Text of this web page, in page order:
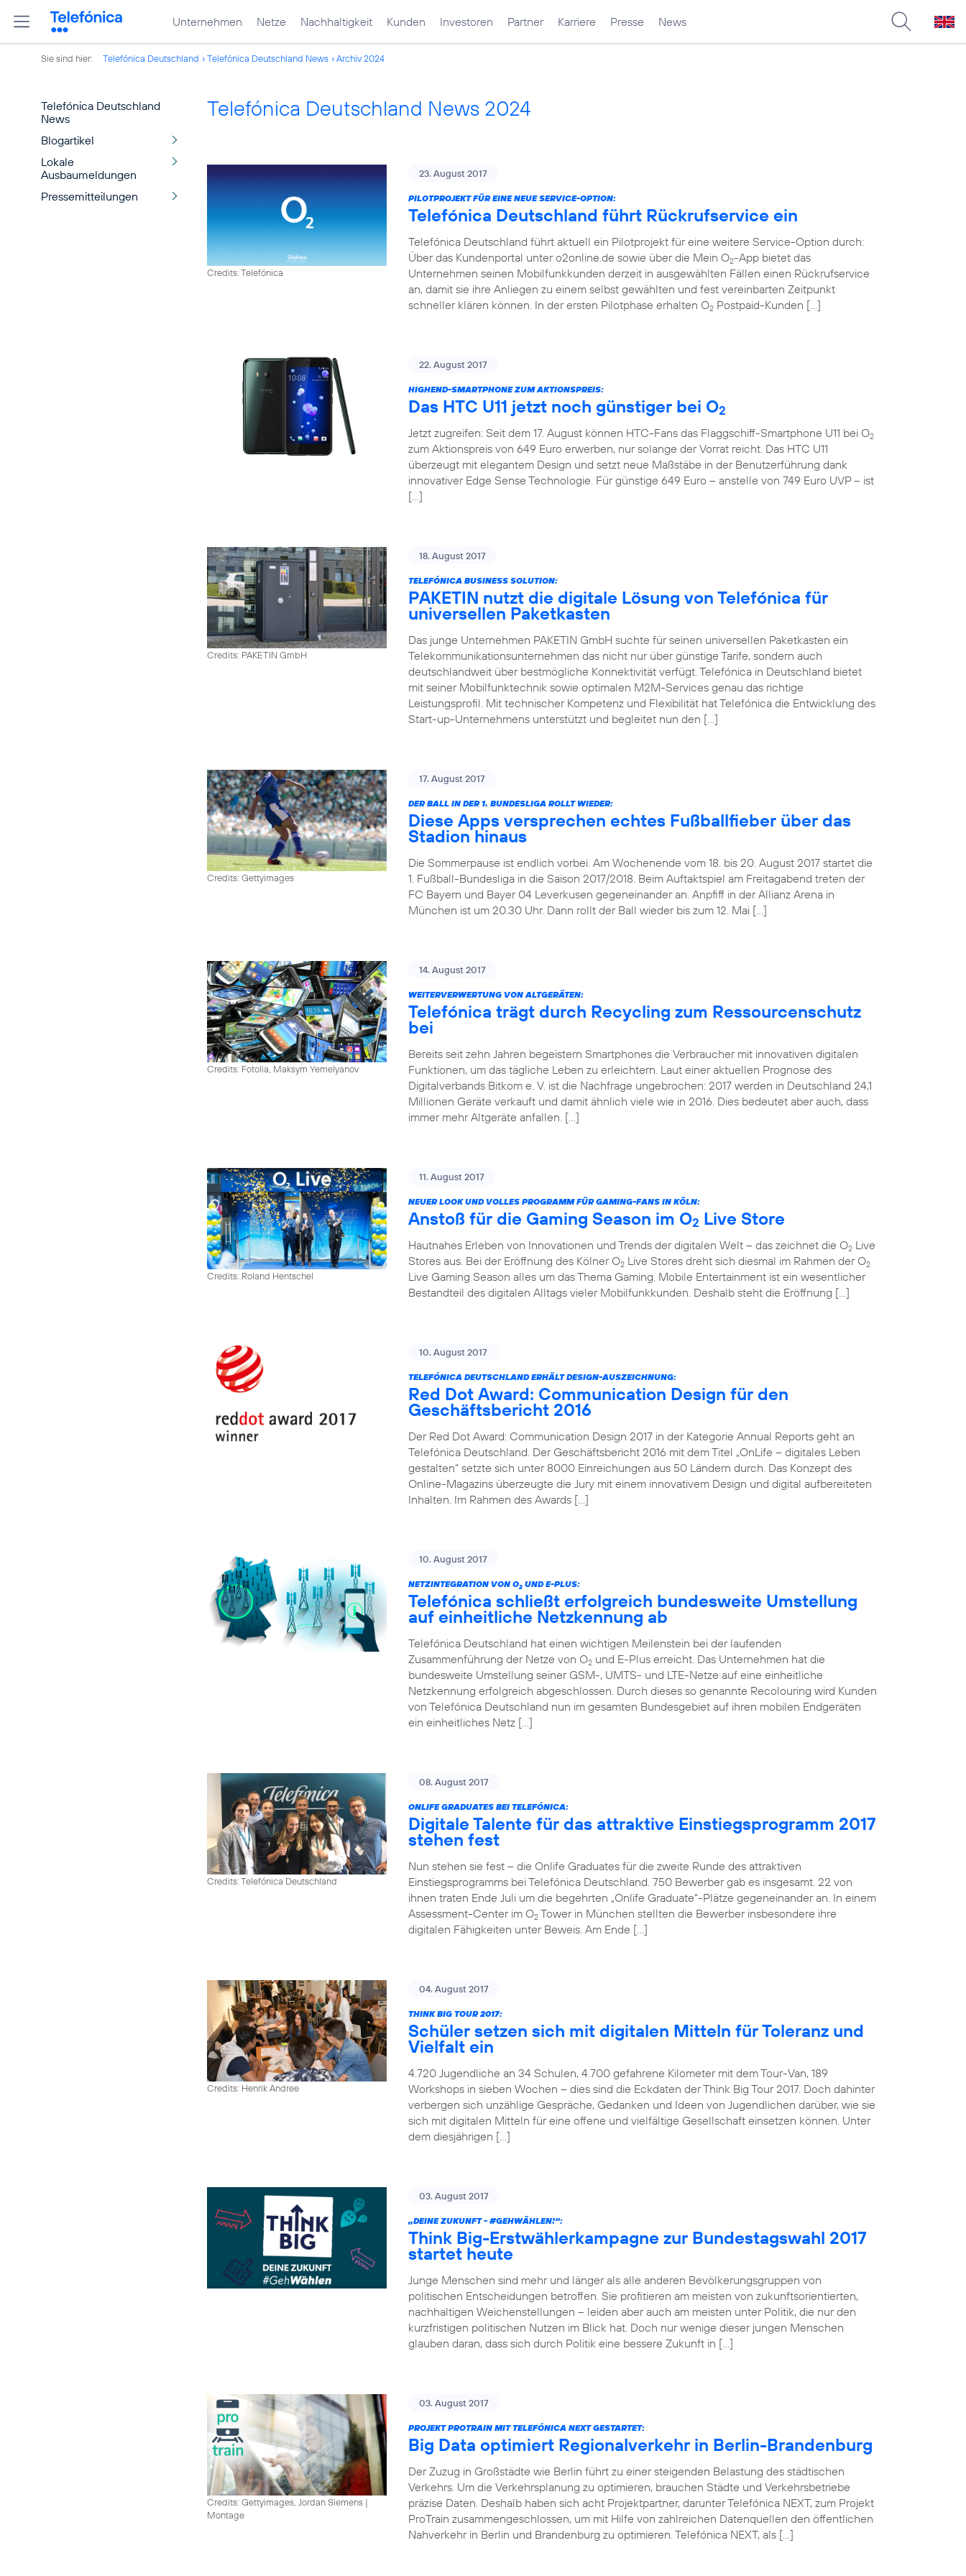
Unternehmen Netze Nachhaltigkeit Kunden Investoren Partner Karriere Presse News
Sie sind hier: Telefónica Deutschland Telefónica Deutschland News Archiv 2024
Telefónica Deutschland
News
Blogartikel
Lokale
Ausbaumeldungen
Pressemitteilungen
Telefónica Deutschland News 2024
Credits: Telefónica
23. August 2017
PILOTPROJEKT FÜR EINE NEUE SERVICE-OPTION:
Telefónica Deutschland führt Rückrufservice ein
Telefónica Deutschland führt aktuell ein Pilotprojekt für eine weitere Service-Option durch:
Über das Kundenportal unter o2online.de sowie über die Mein O2-App bietet das
Unternehmen seinen Mobilfunkkunden derzeit in ausgewählten Fällen einen Rückrufservice
an, damit sie ihre Anliegen zu einem selbst gewählten und fest vereinbarten Zeitpunkt
schneller klären können. In der ersten Pilotphase erhalten O2 Postpaid-Kunden […]
22. August 2017
HIGHEND-SMARTPHONE ZUM AKTIONSPREIS:
Das HTC U11 jetzt noch günstiger bei O2
Jetzt zugreifen: Seit dem 17. August können HTC-Fans das Flaggschiff-Smartphone U11 bei O2
zum Aktionspreis von 649 Euro erwerben, nur solange der Vorrat reicht. Das HTC U11
überzeugt mit elegantem Design und setzt neue Maßstäbe in der Benutzerführung dank
innovativer Edge Sense Technologie. Für günstige 649 Euro – anstelle von 749 Euro UVP – ist
[…]
Credits: PAKETIN GmbH
18. August 2017
TELEFÓNICA BUSINESS SOLUTION:
PAKETIN nutzt die digitale Lösung von Telefónica für
universellen Paketkasten
Das junge Unternehmen PAKETIN GmbH suchte für seinen universellen Paketkasten ein
Telekommunikationsunternehmen das nicht nur über günstige Tarife, sondern auch
deutschlandweit über bestmögliche Konnektivität verfügt. Telefónica in Deutschland bietet
mit seiner Mobilfunktechnik sowie optimalen M2M-Services genau das richtige
Leistungsprofil. Mit technischer Kompetenz und Flexibilität hat Telefónica die Entwicklung des
Start-up-Unternehmens unterstützt und begleitet nun den […]
Credits: Gettyimages
17. August 2017
DER BALL IN DER 1. BUNDESLIGA ROLLT WIEDER:
Diese Apps versprechen echtes Fußballfieber über das
Stadion hinaus
Die Sommerpause ist endlich vorbei. Am Wochenende vom 18. bis 20. August 2017 startet die
1. Fußball-Bundesliga in die Saison 2017/2018. Beim Auftaktspiel am Freitagabend treten der
FC Bayern und Bayer 04 Leverkusen gegeneinander an. Anpfiff in der Allianz Arena in
München ist um 20.30 Uhr. Dann rollt der Ball wieder bis zum 12. Mai […]
Credits: Fotolia, Maksym Yemelyanov
14. August 2017
WEITERVERWERTUNG VON ALTGERÄTEN:
Telefónica trägt durch Recycling zum Ressourcenschutz
bei
Bereits seit zehn Jahren begeistern Smartphones die Verbraucher mit innovativen digitalen
Funktionen, um das tägliche Leben zu erleichtern. Laut einer aktuellen Prognose des
Digitalverbands Bitkom e. V. ist die Nachfrage ungebrochen: 2017 werden in Deutschland 24,1
Millionen Geräte verkauft und damit ähnlich viele wie in 2016. Dies bedeutet aber auch, dass
immer mehr Altgeräte anfallen. […]
Credits: Roland Hentschel
11. August 2017
NEUER LOOK UND VOLLES PROGRAMM FÜR GAMING-FANS IN KÖLN:
Anstoß für die Gaming Season im O2 Live Store
Hautnahes Erleben von Innovationen und Trends der digitalen Welt – das zeichnet die O2 Live
Stores aus. Bei der Eröffnung des Kölner O2 Live Stores dreht sich diesmal im Rahmen der O2
Live Gaming Season alles um das Thema Gaming. Mobile Entertainment ist ein wesentlicher
Bestandteil des digitalen Alltags vieler Mobilfunkkunden. Deshalb steht die Eröffnung […]
10. August 2017
TELEFÓNICA DEUTSCHLAND ERHÄLT DESIGN-AUSZEICHNUNG:
Red Dot Award: Communication Design für den
Geschäftsbericht 2016
Der Red Dot Award: Communication Design 2017 in der Kategorie Annual Reports geht an
Telefónica Deutschland. Der Geschäftsbericht 2016 mit dem Titel „OnLife – digitales Leben
gestalten“ setzte sich unter 8000 Einreichungen aus 50 Ländern durch. Das Konzept des
Online-Magazins überzeugte die Jury mit einem innovativem Design und digital aufbereiteten
Inhalten. Im Rahmen des Awards […]
10. August 2017
NETZINTEGRATION VON O2 UND E-PLUS:
Telefónica schließt erfolgreich bundesweite Umstellung
auf einheitliche Netzkennung ab
Telefónica Deutschland hat einen wichtigen Meilenstein bei der laufenden
Zusammenführung der Netze von O2 und E-Plus erreicht. Das Unternehmen hat die
bundesweite Umstellung seiner GSM-, UMTS- und LTE-Netze auf eine einheitliche
Netzkennung erfolgreich abgeschlossen. Durch dieses so genannte Recolouring wird Kunden
von Telefónica Deutschland nun im gesamten Bundesgebiet auf ihren mobilen Endgeräten
ein einheitliches Netz […]
Credits: Telefónica Deutschland
08. August 2017
ONLIFE GRADUATES BEI TELEFÓNICA:
Digitale Talente für das attraktive Einstiegsprogramm 2017
stehen fest
Nun stehen sie fest – die Onlife Graduates für die zweite Runde des attraktiven
Einstiegsprogramms bei Telefónica Deutschland. 750 Bewerber gab es insgesamt. 22 von
ihnen traten Ende Juli um die begehrten „Onlife Graduate“-Plätze gegeneinander an. In einem
Assessment-Center im O2 Tower in München stellten die Bewerber insbesondere ihre
digitalen Fähigkeiten unter Beweis. Am Ende […]
Credits: Henrik Andree
04. August 2017
THINK BIG TOUR 2017:
Schüler setzen sich mit digitalen Mitteln für Toleranz und
Vielfalt ein
4.720 Jugendliche an 34 Schulen, 4.700 gefahrene Kilometer mit dem Tour-Van, 189
Workshops in sieben Wochen – dies sind die Eckdaten der Think Big Tour 2017. Doch dahinter
verbergen sich unzählige Gespräche, Gedanken und Ideen von Jugendlichen darüber, wie sie
sich mit digitalen Mitteln für eine offene und vielfältige Gesellschaft einsetzen können. Unter
dem diesjährigen […]
03. August 2017
„DEINE ZUKUNFT - #GEHWÄHLEN!“:
Think Big-Erstwählerkampagne zur Bundestagswahl 2017
startet heute
Junge Menschen sind mehr und länger als alle anderen Bevölkerungsgruppen von
politischen Entscheidungen betroffen. Sie profitieren am meisten von zukunftsorientierten,
nachhaltigen Weichenstellungen – leiden aber auch am meisten unter Politik, die nur den
kurzfristigen politischen Nutzen im Blick hat. Doch nur wenige dieser jungen Menschen
glauben daran, dass sich durch Politik eine bessere Zukunft in […]
Credits: Gettyimages, Jordan Siemens |
Montage
03. August 2017
PROJEKT PROTRAIN MIT TELEFÓNICA NEXT GESTARTET:
Big Data optimiert Regionalverkehr in Berlin-Brandenburg
Der Zuzug in Großstädte wie Berlin führt zu einer steigenden Belastung des städtischen
Verkehrs. Um die Verkehrsplanung zu optimieren, brauchen Städte und Verkehrsbetriebe
präzise Daten. Deshalb haben sich acht Projektpartner, darunter Telefónica NEXT, zum Projekt
ProTrain zusammengeschlossen, um mit Hilfe von zahlreichen Datenquellen den öffentlichen
Nahverkehr in Berlin und Brandenburg zu optimieren. Telefónica NEXT, als […]